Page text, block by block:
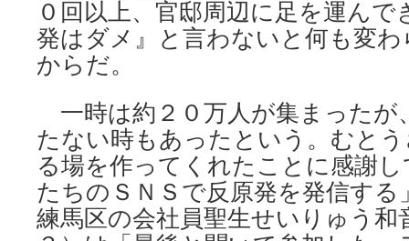
０回以上、官邸周辺に足を運ん
発はダメ』と言わないと何も変
からだ。
一時は約２０万人が集まったが
たない時もあったという。むと
る場を作ってくれたことに感謝
たちのＳＮＳで反原発を発信す
練馬区の会社員聖生せいりゅう